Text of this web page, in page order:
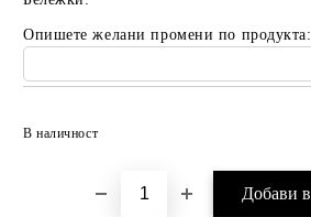
Опишете желани промени по продукта:
В наличност